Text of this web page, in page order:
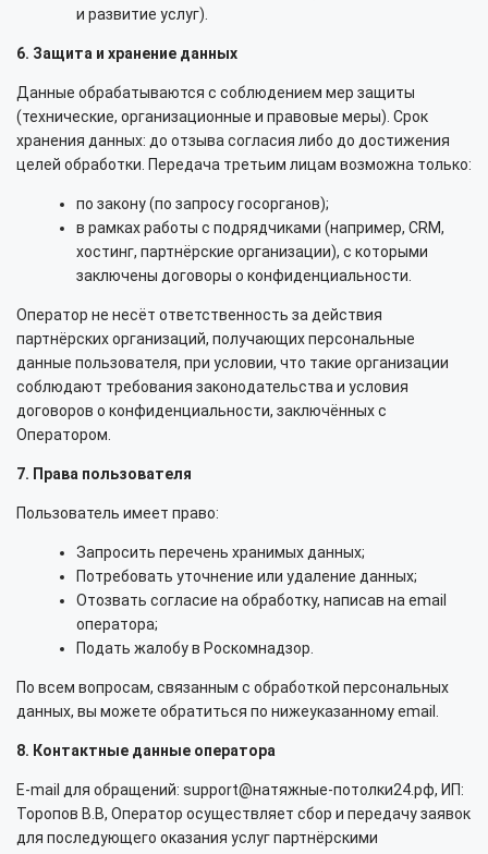
и развитие услуг).
6. Защита и хранение данных
Данные обрабатываются с соблюдением мер защиты
(технические, организационные и правовые меры). Срок
хранения данных: до отзыва согласия либо до достижения
целей обработки. Передача третьим лицам возможна только:
по закону (по запросу госорганов);
в рамках работы с подрядчиками (например, CRM,
хостинг, партнёрские организации), с которыми
заключены договоры о конфиденциальности.
Оператор не несёт ответственность за действия
партнёрских организаций, получающих персональные
данные пользователя, при условии, что такие организации
соблюдают требования законодательства и условия
договоров о конфиденциальности, заключённых с
Оператором.
7. Права пользователя
Пользователь имеет право:
Запросить перечень хранимых данных;
Потребовать уточнение или удаление данных;
Отозвать согласие на обработку, написав на email
оператора;
Подать жалобу в Роскомнадзор.
По всем вопросам, связанным с обработкой персональных
данных, вы можете обратиться по нижеуказанному email.
8. Контактные данные оператора
E-mail для обращений: support@натяжные-потолки24.рф, ИП:
Торопов В.В, Оператор осуществляет сбор и передачу заявок
для последующего оказания услуг партнёрскими